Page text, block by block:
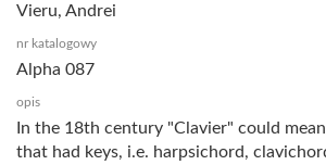
Vieru, Andrei
nr katalogowy
Alpha 087
opis
In the 18th century "Clavier" could
that had keys, i.e. harpsichord,